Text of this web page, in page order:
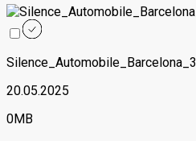
Silence_Automobile_Barcelona_3
20.05.2025
0MB